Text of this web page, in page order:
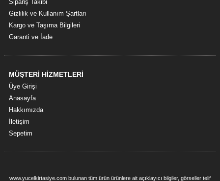
Sipariş Takibi
Gizlilik ve Kullanım Şartları
Kargo ve Taşıma Bilgileri
Garanti ve İade
MÜŞTERİ HİZMETLERİ
Üye Girişi
Anasayfa
Hakkımızda
İletişim
Sepetim
www.yucelkirtasiye.com bulunan tüm ürün ürünlere ait açıklayıcı bilgiler, görseller telif